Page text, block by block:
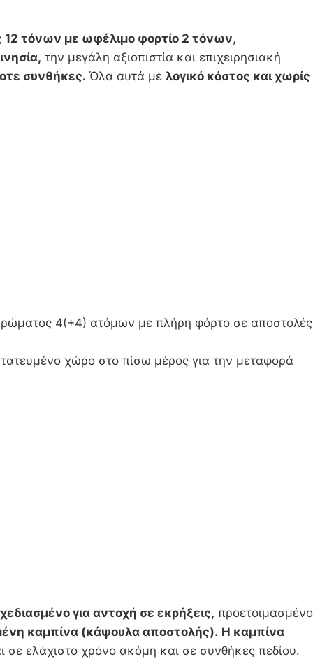
12 τόνων με ωφέλιμο φορτίο 2 τόνων,
την μεγάλη αξιοπιστία και επιχειρησιακή
συνθήκες. Όλα αυτά με λογικό κόστος και χωρίς
4(+4) ατόμων με πλήρη φόρτο σε αποστολές
χώρο στο πίσω μέρος για την μεταφορά
για αντοχή σε εκρήξεις, προετοιμασμένο
καμπίνα (κάψουλα αποστολής). Η καμπίνα
σε ελάχιστο χρόνο ακόμη και σε συνθήκες πεδίου.